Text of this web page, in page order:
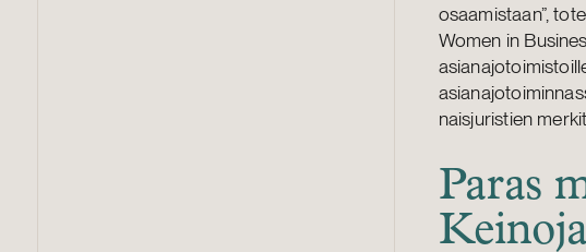
osaamistaan”,
Women in
naisjuristien
Paras